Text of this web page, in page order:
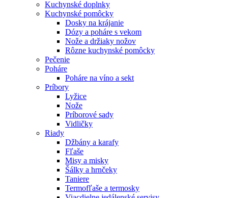
Kuchynské doplnky
Kuchynské pomôcky
Dosky na krájanie
Dózy a poháre s vekom
Nože a držiaky nožov
Rôzne kuchynské pomôcky
Pečenie
Poháre
Poháre na víno a sekt
Príbory
Lyžice
Nože
Príborové sady
Vidličky
Riady
Džbány a karafy
Fľaše
Misy a misky
Šálky a hrnčeky
Taniere
Termofľaše a termosky